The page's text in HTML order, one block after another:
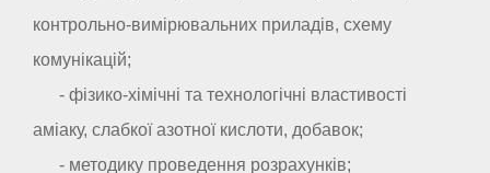
контрольно-вимірювальних приладів, схему
комунікацій;
- фізико-хімічні та технологічні властивості
аміаку, слабкої азотної кислоти, добавок;
- методику проведення розрахунків;